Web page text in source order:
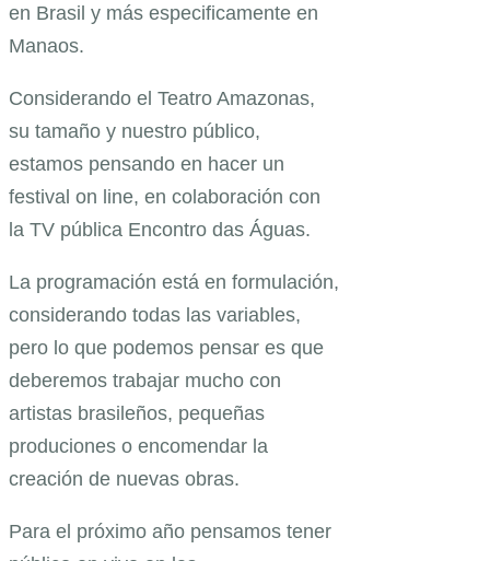
en Brasil y más especificamente en
Manaos.
Considerando el Teatro Amazonas,
su tamaño y nuestro público,
estamos pensando en hacer un
festival on line, en colaboración con
la TV pública Encontro das Águas.
La programación está en formulación,
considerando todas las variables,
pero lo que podemos pensar es que
deberemos trabajar mucho con
artistas brasileños, pequeñas
produciones o encomendar la
creación de nuevas obras.
Para el próximo año pensamos tener